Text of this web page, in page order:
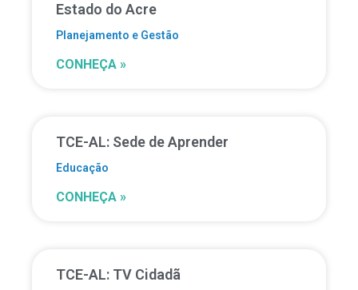
Estado do Acre
Planejamento e Gestão
CONHEÇA »
TCE-AL: Sede de Aprender
Educação
CONHEÇA »
TCE-AL: TV Cidadã